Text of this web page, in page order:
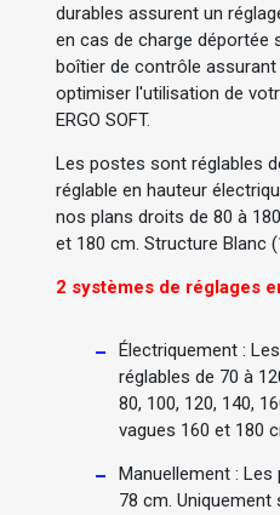
durables assurent un
en cas de charge déportée
boîtier de contrôle
optimiser l'utilisation de
ERGO SOFT.
Les postes sont réglables
réglable en hauteur
nos plans droits de 80 à
et 180 cm. Structure Blanc
2 systèmes de réglages
Électriquement :
réglables de 70 à
80, 100, 120, 140,
vagues 160 et 180
Manuellement :
78 cm.